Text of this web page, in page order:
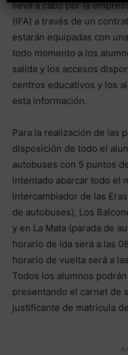
lleva a cabo por la
(IFA) a través de un
estarán equipadas con
todo momento a los
salida y los accesos
centros educativos y los
esta información.
Para la realización de las
disposición de todo el
autobuses con 5 puntos
intentado abarcar todo el
Intercambiador de las
de autobuses), Los
y en La Mata (parada de
horario de ida será a las
horario de vuelta será a
Todos los alumnos
presentando el carnet de
justificante de matrícula
-